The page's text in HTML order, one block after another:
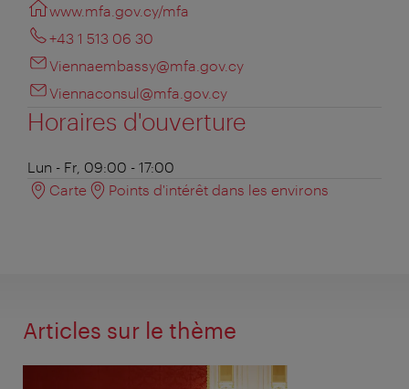
www.mfa.gov.cy/mfa
+43 1 513 06 30
Viennaembassy@mfa.gov.cy
Viennaconsul@mfa.gov.cy
Horaires d'ouverture
Lun - Fr, 09:00 - 17:00
Carte
Points d'intérêt dans les environs
Articles sur le thème